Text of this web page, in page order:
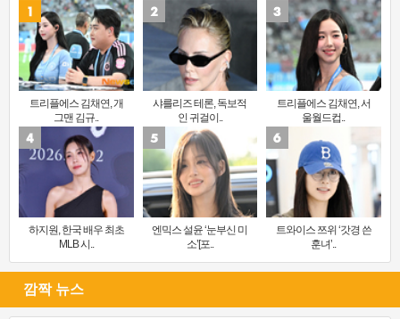
트리플에스 김채연, 개
그맨 김규..
샤를리즈 테론, 독보적
인 귀걸이..
트리플에스 김채연, 서
울월드컵..
하지원, 한국 배우 최초
MLB 시..
엔믹스 설윤 ‘눈부신 미
소’[포..
트와이스 쯔위 ‘갓경 쓴
훈녀’..
깜짝 뉴스